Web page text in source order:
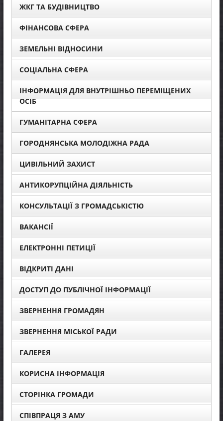
ЖКГ ТА БУДІВНИЦТВО
ФІНАНСОВА СФЕРА
ЗЕМЕЛЬНІ ВІДНОСИНИ
СОЦІАЛЬНА СФЕРА
ІНФОРМАЦІЯ ДЛЯ ВНУТРІШНЬО ПЕРЕМІЩЕНИХ
ОСІБ
ГУМАНІТАРНА СФЕРА
ГОРОДНЯНСЬКА МОЛОДІЖНА РАДА
ЦИВІЛЬНИЙ ЗАХИСТ
АНТИКОРУПЦІЙНА ДІЯЛЬНІСТЬ
КОНСУЛЬТАЦІЇ З ГРОМАДСЬКІСТЮ
ВАКАНСІЇ
ЕЛЕКТРОННІ ПЕТИЦІЇ
ВІДКРИТІ ДАНІ
ДОСТУП ДО ПУБЛІЧНОЇ ІНФОРМАЦІЇ
ЗВЕРНЕННЯ ГРОМАДЯН
ЗВЕРНЕННЯ МІСЬКОЇ РАДИ
ГАЛЕРЕЯ
КОРИСНА ІНФОРМАЦІЯ
СТОРІНКА ГРОМАДИ
СПІВПРАЦЯ З АМУ